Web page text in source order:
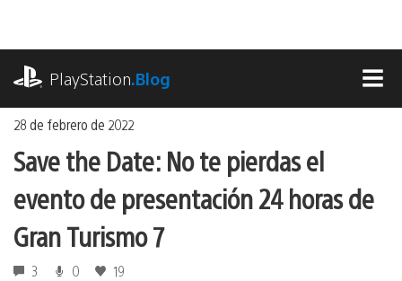
contenido
PlayStation.Blog
28 de febrero de 2022
Save the Date: No te pierdas el
evento de presentación 24 horas de
Gran Turismo 7
3 0 19